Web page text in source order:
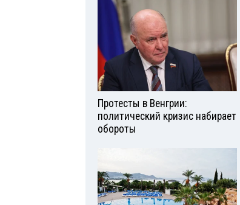
Протесты в Венгрии:
политический кризис набирает
обороты